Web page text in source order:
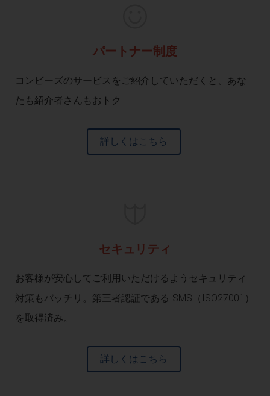
パートナー制度
コンビーズのサービスをご紹介していただくと、あな
たも紹介者さんもおトク
詳しくはこちら
セキュリティ
お客様が安心してご利用いただけるようセキュリティ
対策もバッチリ。第三者認証であるISMS（ISO27001）
を取得済み。
詳しくはこちら